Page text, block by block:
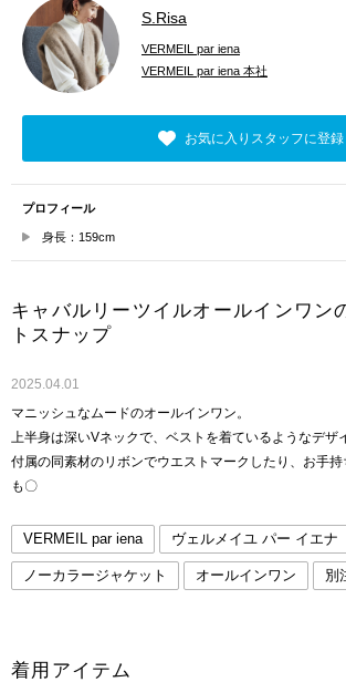
S.Risa
VERMEIL par iena
VERMEIL par iena 本社
お気に入りスタッフに登録
プロフィール
身長：159cm
キャバルリーツイルオールインワン
トスナップ
2025.04.01
マニッシュなムードのオールインワン。
上半身は深いVネックで、ベストを着ているようなデザ
付属の同素材のリボンでウエストマークしたり、お手
も〇
VERMEIL par iena ヴェルメイユ パー イエナ
ノーカラージャケット オールインワン 別
着用アイテム